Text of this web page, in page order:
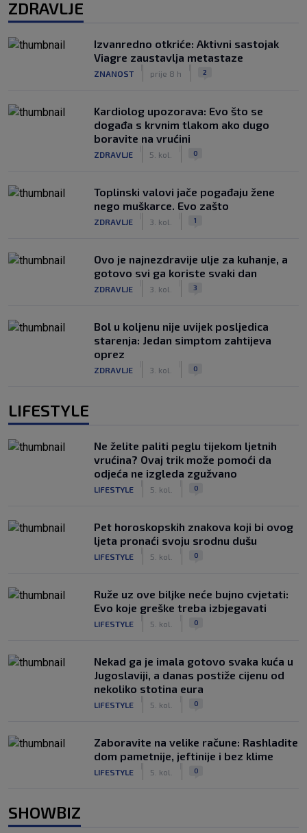
ZDRAVLJE
Izvanredno otkriće: Aktivni sastojak
Viagre zaustavlja metastaze
ZNANOST prije 8 h 2
Kardiolog upozorava: Evo što se
događa s krvnim tlakom ako dugo
boravite na vrućini
ZDRAVLJE 5. kol. 0
Toplinski valovi jače pogađaju žene
nego muškarce. Evo zašto
ZDRAVLJE 3. kol. 1
Ovo je najnezdravije ulje za kuhanje, a
gotovo svi ga koriste svaki dan
ZDRAVLJE 3. kol. 3
Bol u koljenu nije uvijek posljedica
starenja: Jedan simptom zahtijeva
oprez
ZDRAVLJE 3. kol. 0
LIFESTYLE
Ne želite paliti peglu tijekom ljetnih
vrućina? Ovaj trik može pomoći da
odjeća ne izgleda zgužvano
LIFESTYLE 5. kol. 0
Pet horoskopskih znakova koji bi ovog
ljeta pronaći svoju srodnu dušu
LIFESTYLE 5. kol. 0
Ruže uz ove biljke neće bujno cvjetati:
Evo koje greške treba izbjegavati
LIFESTYLE 5. kol. 0
Nekad ga je imala gotovo svaka kuća u
Jugoslaviji, a danas postiže cijenu od
nekoliko stotina eura
LIFESTYLE 5. kol. 0
Zaboravite na velike račune: Rashladite
dom pametnije, jeftinije i bez klime
LIFESTYLE 5. kol. 0
SHOWBIZ